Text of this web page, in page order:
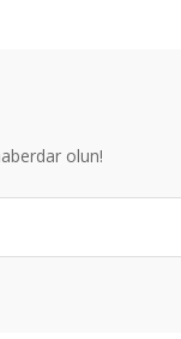
olmalı.
olun!